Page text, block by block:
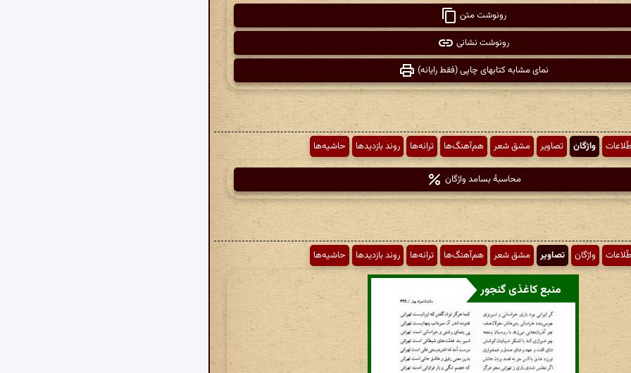
رونوشت متن
رونوشت نشانی
نمای مشابه کتابهای چاپی (فقط رایانه)
واژگان تصاویر مشق شعر هم‌آهنگ‌ها ترانه‌ها روند بازدیدها حاشیه‌ها
محاسبهٔ بسامد واژگان
واژگان تصاویر مشق شعر هم‌آهنگ‌ها ترانه‌ها روند بازدیدها حاشیه‌ها
منبع کاغذی گنجور